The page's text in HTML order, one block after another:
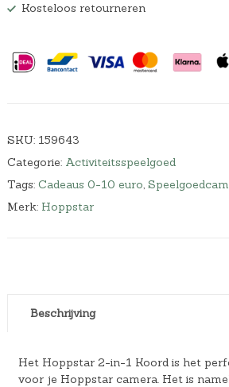
Kosteloos retourneren
SKU: 159643
Categorie: Activiteitsspeelgoed
Tags: Cadeaus 0-10 euro,
Merk: Hoppstar
Beschrijving
Het Hoppstar 2-in-1 Koord is het
voor je Hoppstar camera. Het is